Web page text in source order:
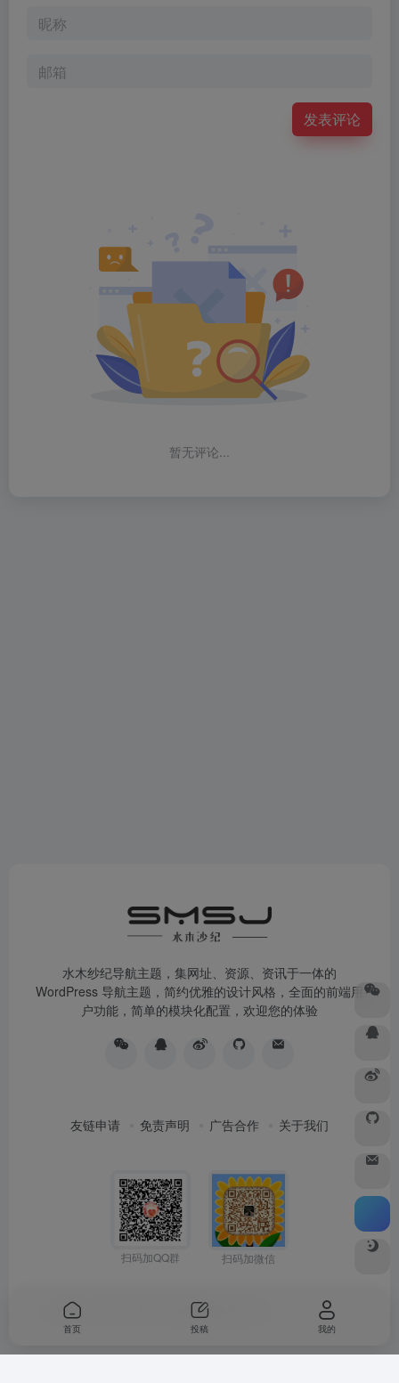
发表评论
暂无评论...
水木纱纪导航主题，集网址、资源、资讯于一体的
WordPress 导航主题，简约优雅的设计风格，全面的前端用
户功能，简单的模块化配置，欢迎您的体验
友链申请 免责声明 广告合作 关于我们
扫码加QQ群 扫码加微信
Copyright © 2026 OneNav
首页 投稿 我的